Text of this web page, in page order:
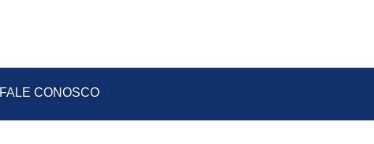
FALE CONOSCO